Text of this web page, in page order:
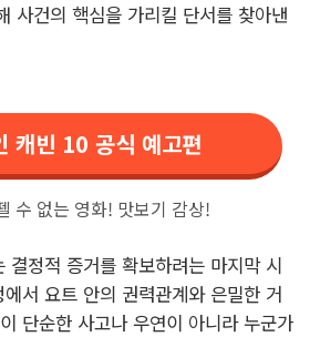
사건의 핵심을 가리킬 단서를 찾아낸
캐빈 10 공식 예고편
수 없는 영화! 맛보기 감상!
결정적 증거를 확보하려는 마지막 시
서 요트 안의 권력관계와 은밀한 거
단순한 사고나 우연이 아니라 누군가